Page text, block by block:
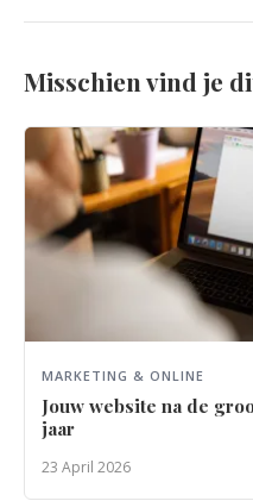
Misschien vind je
MARKETING & ONLINE
Jouw website na de
jaar
23 April 2026